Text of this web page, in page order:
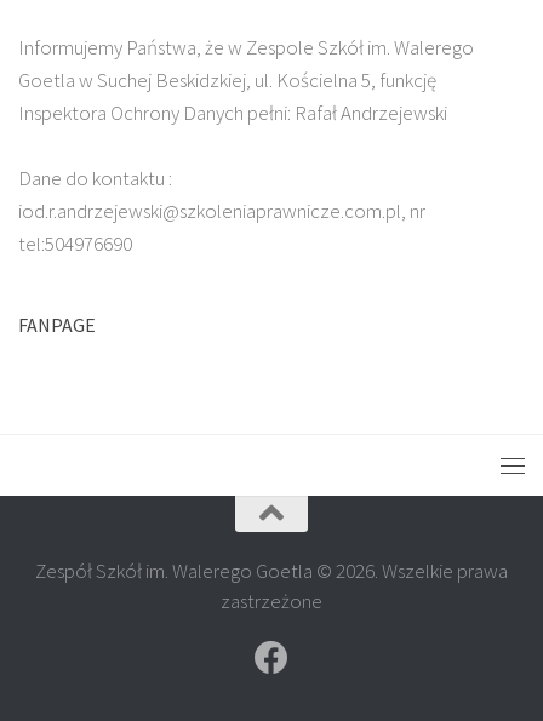
Informujemy Państwa, że w Zespole Szkół im. Walerego
Goetla w Suchej Beskidzkiej, ul. Kościelna 5, funkcję
Inspektora Ochrony Danych pełni: Rafał Andrzejewski
Dane do kontaktu :
iod.r.andrzejewski@szkoleniaprawnicze.com.pl, nr
tel:504976690
FANPAGE
Zespół Szkół im. Walerego Goetla © 2026. Wszelkie prawa
zastrzeżone